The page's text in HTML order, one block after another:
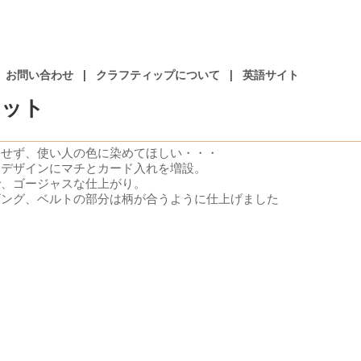
お問い合わせ | クラフティップについて | 英語サイト
ト
ず、使い人の色に染めてほしい・・・
ザインにマチとカード入れを増設。
ゴージャスな仕上がり。
グ、ベルトの部分は柄が合うように仕上げました